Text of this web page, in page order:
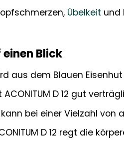
Übelkeit und
einen Blick
aus dem Blauen
D 12 gut
kann bei einer Vielzahl
D 12 regt die